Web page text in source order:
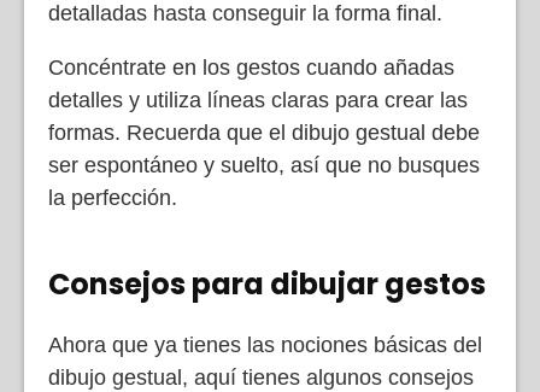
detalladas hasta conseguir la forma final.
Concéntrate en los gestos cuando añadas
detalles y utiliza líneas claras para crear las
formas. Recuerda que el dibujo gestual debe
ser espontáneo y suelto, así que no busques
la perfección.
Consejos para dibujar gestos
Ahora que ya tienes las nociones básicas del
dibujo gestual, aquí tienes algunos consejos